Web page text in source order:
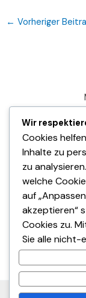
← Vorheriger
© 2025
Wir
Cookies
Inhalte zu
zu
welche
auf
akzeptieren“
Cookies zu.
Sie alle nicht-